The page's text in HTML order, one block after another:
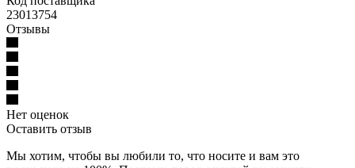
23013754
Отзывы
Нет оценок
Оставить отзыв
Мы хотим, чтобы вы любили то, что носите и вам это